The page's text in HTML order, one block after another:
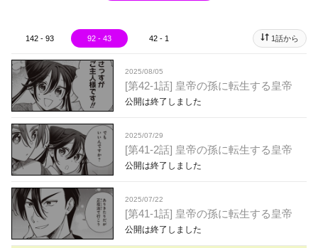
142 - 93 92 - 43 42 - 1 1話から
2025/08/05
[第42-1話] 皇帝の孫に転生する皇帝
公開は終了しました
2025/07/29
[第41-2話] 皇帝の孫に転生する皇帝
公開は終了しました
2025/07/22
[第41-1話] 皇帝の孫に転生する皇帝
公開は終了しました